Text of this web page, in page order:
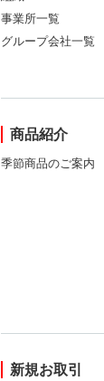
事業所一覧
グループ会社一覧
商品紹介
季節商品のご案内
新規お取引